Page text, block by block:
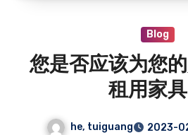
Blog
您是否应该为您
租用家具
he, tuiguang 2023-